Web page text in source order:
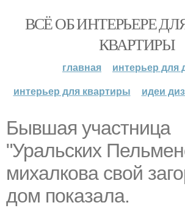
ВСЁ ОБ ИНТЕРЬЕРЕ
КВАРТИРЫ
главная
интерьер для
интерьер для квартиры
идеи
Бывшая участница
"Уральских
михалкова свой
дом показала.